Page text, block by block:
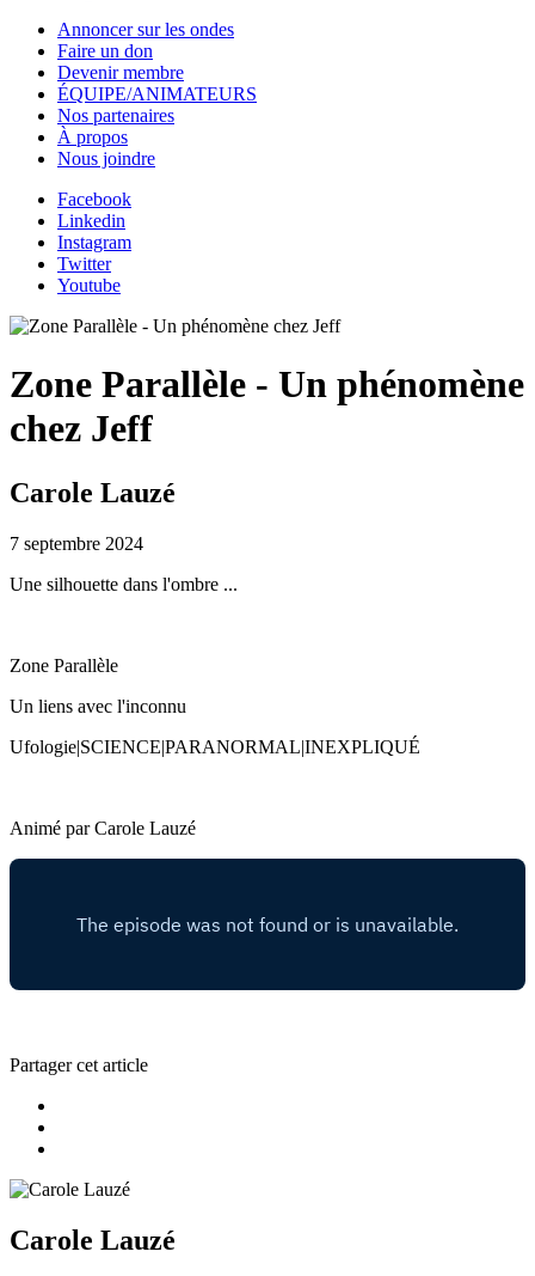
Annoncer sur les ondes
Faire un don
Devenir membre
ÉQUIPE/ANIMATEURS
Nos partenaires
À propos
Nous joindre
Facebook
Linkedin
Instagram
Twitter
Youtube
Zone Parallèle - Un phénomène
chez Jeff
Carole Lauzé
7 septembre 2024
Une silhouette dans l'ombre ...
Zone Parallèle
Un liens avec l'inconnu
Ufologie|SCIENCE|PARANORMAL|INEXPLIQUÉ
Animé par Carole Lauzé
Partager cet article
Carole Lauzé